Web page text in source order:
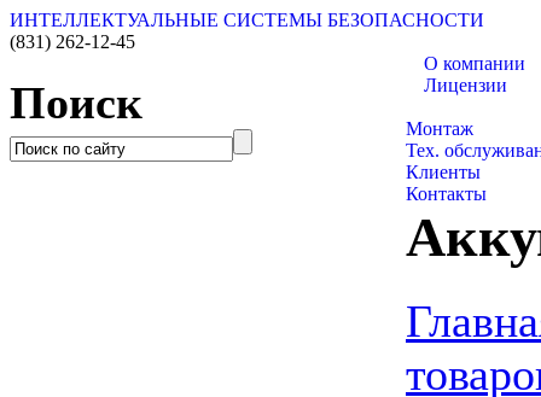
ИНТЕЛЛЕКТУАЛЬНЫЕ СИСТЕМЫ БЕЗОПАСНОСТИ
(831) 262-12-45
Поиск
О компании
Лицензии
Монтаж
Тех.
Клиенты
Контакты